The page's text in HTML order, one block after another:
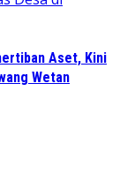
Aset, Kini
Wetan